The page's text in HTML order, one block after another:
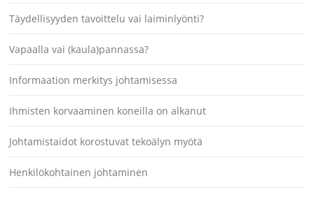
Täydellisyyden tavoittelu vai laiminlyönti?
Vapaalla vai (kaula)pannassa?
Informaation merkitys johtamisessa
Ihmisten korvaaminen koneilla on alkanut
Johtamistaidot korostuvat tekoälyn myötä
Henkilökohtainen johtaminen